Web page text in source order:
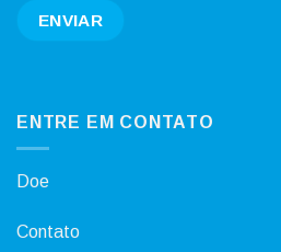
ENTRE EM CONTATO
Doe
Contato